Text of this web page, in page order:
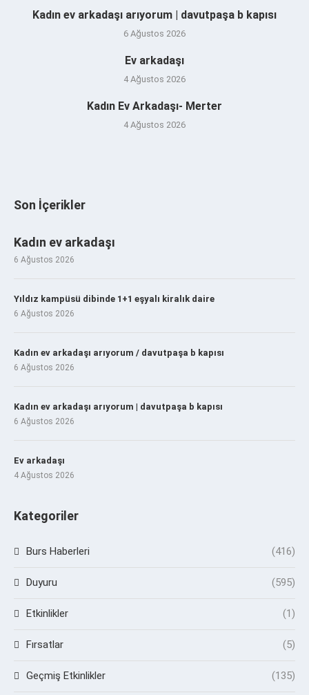
Kadın ev arkadaşı arıyorum | davutpaşa b kapısı
6 Ağustos 2026
Ev arkadaşı
4 Ağustos 2026
Kadın Ev Arkadaşı- Merter
4 Ağustos 2026
Son İçerikler
Kadın ev arkadaşı
6 Ağustos 2026
Yıldız kampüsü dibinde 1+1 eşyalı kiralık daire
6 Ağustos 2026
Kadın ev arkadaşı arıyorum / davutpaşa b kapısı
6 Ağustos 2026
Kadın ev arkadaşı arıyorum | davutpaşa b kapısı
6 Ağustos 2026
Ev arkadaşı
4 Ağustos 2026
Kategoriler
Burs Haberleri (416)
Duyuru (595)
Etkinlikler (1)
Fırsatlar (5)
Geçmiş Etkinlikler (135)